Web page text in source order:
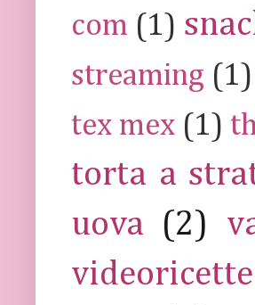
com (1)
streaming (1)
tex mex (1)
torta a
uova (2)
videoricette